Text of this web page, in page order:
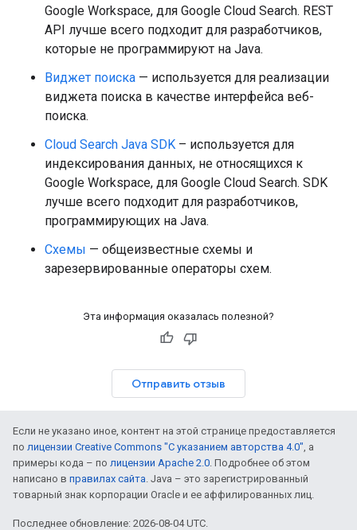
Google Workspace, для Google Cloud Search. REST
API лучше всего подходит для разработчиков,
которые не программируют на Java.
Виджет поиска — используется для реализации
виджета поиска в качестве интерфейса веб-
поиска.
Cloud Search Java SDK – используется для
индексирования данных, не относящихся к
Google Workspace, для Google Cloud Search. SDK
лучше всего подходит для разработчиков,
программирующих на Java.
Схемы — общеизвестные схемы и
зарезервированные операторы схем.
Эта информация оказалась полезной?
Отправить отзыв
Если не указано иное, контент на этой странице предоставляется
по лицензии Creative Commons "С указанием авторства 4.0", а
примеры кода – по лицензии Apache 2.0. Подробнее об этом
написано в правилах сайта. Java – это зарегистрированный
товарный знак корпорации Oracle и ее аффилированных лиц.
Последнее обновление: 2026-08-04 UTC.